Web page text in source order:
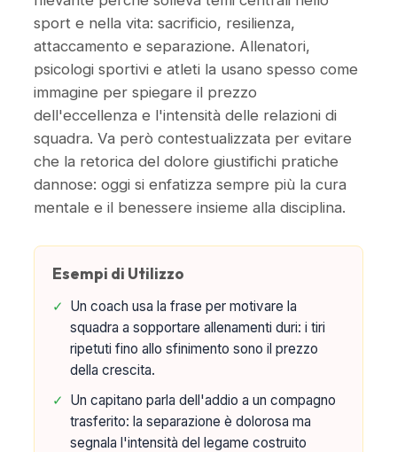
sport e nella vita: sacrificio, resilienza,
attaccamento e separazione. Allenatori,
psicologi sportivi e atleti la usano spesso come
immagine per spiegare il prezzo
dell'eccellenza e l'intensità delle relazioni di
squadra. Va però contestualizzata per evitare
che la retorica del dolore giustifichi pratiche
dannose: oggi si enfatizza sempre più la cura
mentale e il benessere insieme alla disciplina.
Esempi di Utilizzo
✓ Un coach usa la frase per motivare la
squadra a sopportare allenamenti duri: i tiri
ripetuti fino allo sfinimento sono il prezzo
della crescita.
✓ Un capitano parla dell'addio a un compagno
trasferito: la separazione è dolorosa ma
segnala l'intensità del legame costruito